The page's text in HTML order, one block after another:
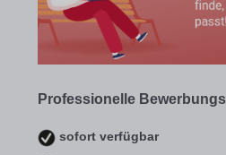
Professionelle
sofort verfügbar